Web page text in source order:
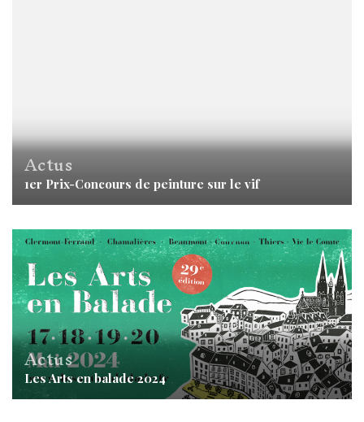
Actus
1er Prix-Concours de peinture sur le vif
Actus
Les Arts en balade 2024